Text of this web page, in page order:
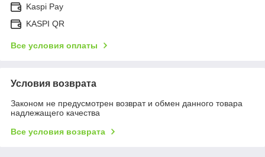
Kaspi Pay
KASPI QR
Все условия оплаты
Условия возврата
Законом не предусмотрен возврат и обмен данного товара
надлежащего качества
Все условия возврата